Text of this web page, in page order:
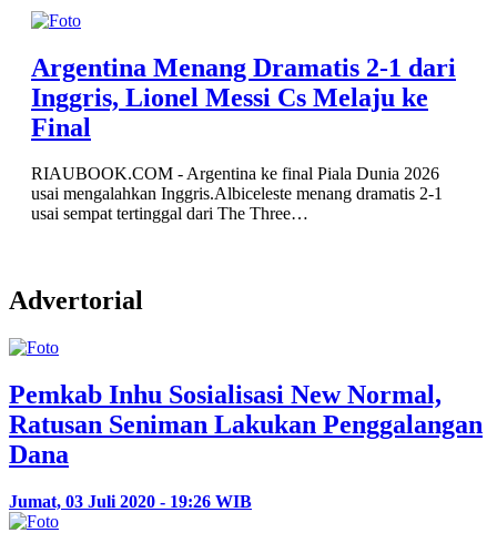
Argentina Menang Dramatis 2-1 dari
Inggris, Lionel Messi Cs Melaju ke
Final
RIAUBOOK.COM - Argentina ke final Piala Dunia 2026
usai mengalahkan Inggris.Albiceleste menang dramatis 2-1
usai sempat tertinggal dari The Three…
Advertorial
Pemkab Inhu Sosialisasi New Normal,
Ratusan Seniman Lakukan Penggalangan
Dana
Jumat, 03 Juli 2020 - 19:26 WIB